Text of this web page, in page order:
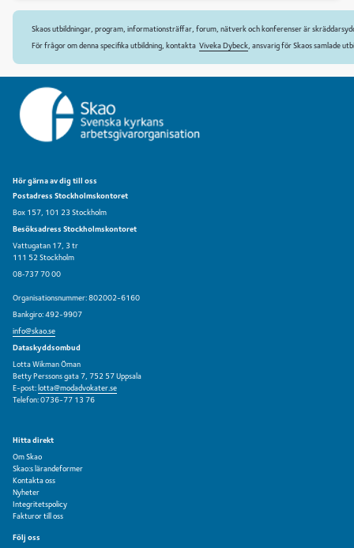
Skaos utbildningar, program, informationsträffar, forum, nätverk och konferenser är
För frågor om denna specifika utbildning, kontakta Viveka Dybeck , ansvarig för Skaos samlade
Hör gärna av dig till oss
Postadress Stockholmskontoret
Box 157, 101 23 Stockholm
Besöksadress Stockholmskontoret
Vattugatan 17, 3 tr
111 52 Stockholm
08‑737 70 00
Organisationsnummer: 802002-6160
Bankgiro: 492-9907
info@skao.se
Dataskyddsombud
Lotta Wikman Öman
Betty Perssons gata 7, 752 57 Uppsala
E-post:lotta@modadvokater.se
Telefon: 0736-77 13 76
Hitta direkt
Om Skao
Skao:s lärandeformer
Kontakta oss
Nyheter
Integritetspolicy
Fakturor till oss
Följ oss